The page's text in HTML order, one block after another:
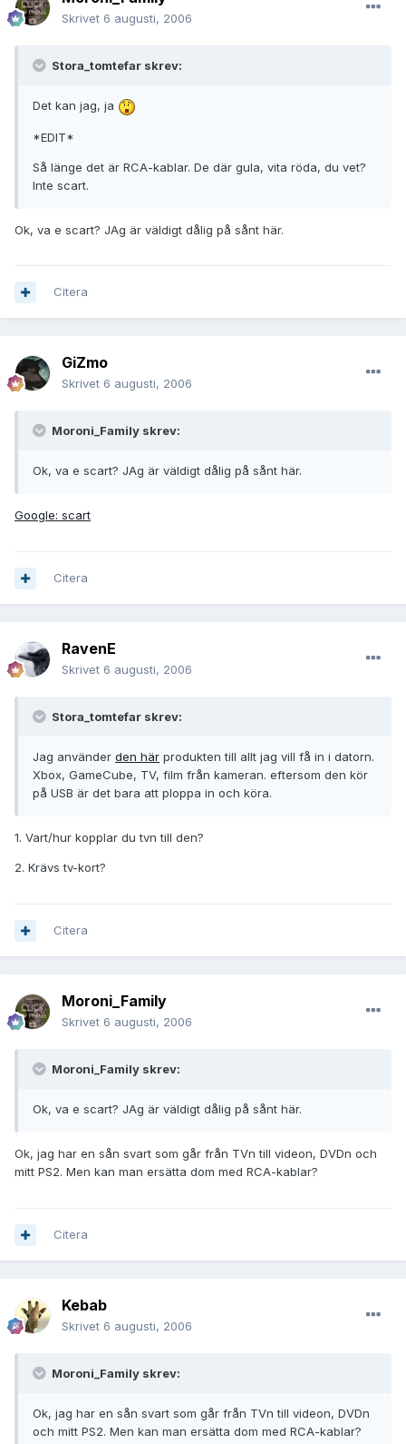
Skrivet 6 augusti, 2006
Stora_tomtefar skrev:
Det kan jag, ja
*EDIT*
Så länge det är RCA-kablar. De där gula, vita röda, du vet?
Inte scart.
Ok, va e scart? JAg är väldigt dålig på sånt här.
Citera
GiZmo
Skrivet 6 augusti, 2006
Moroni_Family skrev:
Ok, va e scart? JAg är väldigt dålig på sånt här.
Google: scart
Citera
RavenE
Skrivet 6 augusti, 2006
Stora_tomtefar skrev:
Jag använder den här produkten till allt jag vill få in i datorn.
Xbox, GameCube, TV, film från kameran. eftersom den kör
på USB är det bara att ploppa in och köra.
1. Vart/hur kopplar du tvn till den?
2. Krävs tv-kort?
Citera
Moroni_Family
Skrivet 6 augusti, 2006
Moroni_Family skrev:
Ok, va e scart? JAg är väldigt dålig på sånt här.
Ok, jag har en sån svart som går från TVn till videon, DVDn och
mitt PS2. Men kan man ersätta dom med RCA-kablar?
Citera
Kebab
Skrivet 6 augusti, 2006
Moroni_Family skrev:
Ok, jag har en sån svart som går från TVn till videon, DVDn
och mitt PS2. Men kan man ersätta dom med RCA-kablar?